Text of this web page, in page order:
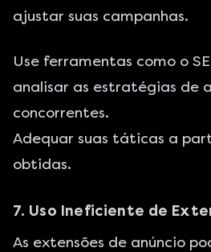
ajustar suas campanhas.
Use ferramentas como o
analisar as estratégias de
concorrentes.
Adequar suas táticas a
obtidas.
7. Uso Ineficiente de
As extensões de anúncio